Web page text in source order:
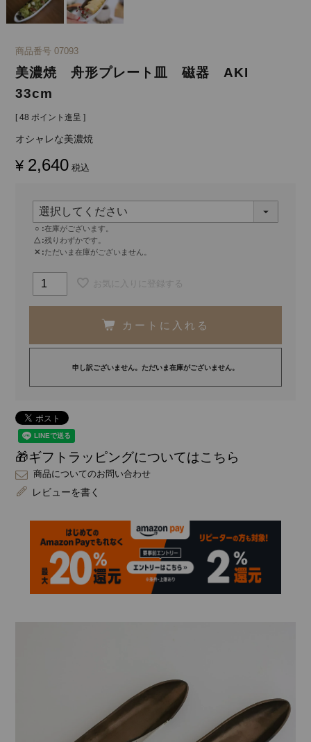
商品番号 07093
美濃焼 舟形プレート皿 磁器 AKI
33cm
[ 48 ポイント進呈 ]
オシャレな美濃焼
¥ 2,640 税込
○
在庫がございます。
△ 残りわずかです。
✕
ただいま在庫がございません。
お気に入りに登録する
カートに入れる
申し訳ございません。ただいま在庫がございません。
🎁ギフトラッピングについてはこちら
商品についてのお問い合わせ
レビューを書く